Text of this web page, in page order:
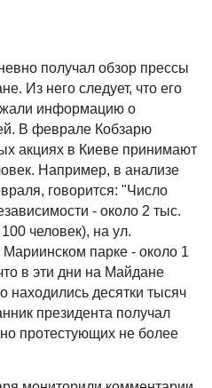
получал обзор прессы
Из него следует, что его
информацию о
В феврале Кобзарю
акциях в Киеве принимают
Например, в анализе
говорится: "Число
- около 2 тыс.
человек), на ул.
Мариинском парке - около 1
в эти дни на Майдане
находились десятки тысяч
президента получал
протестующих не более